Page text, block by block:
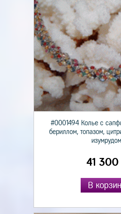
#0001494 Колье с
бериллом, топазом,
изумрудом
41 300
В